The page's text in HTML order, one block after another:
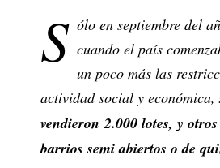
S ólo en septiembre del
cuando el país
un poco más las
actividad social y económica,
vendieron 2.000 lotes, y
barrios semi abiertos o de